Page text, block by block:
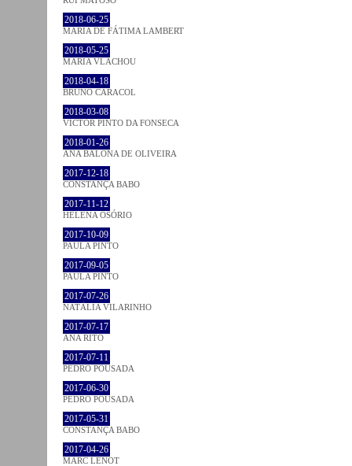
2018-06-25
MARIA DE FÁTIMA LAMBERT
2018-05-25
MARIA VLACHOU
2018-04-18
BRUNO CARACOL
2018-03-08
VICTOR PINTO DA FONSECA
2018-01-26
ANA BALONA DE OLIVEIRA
2017-12-18
CONSTANÇA BABO
2017-11-12
HELENA OSÓRIO
2017-10-09
PAULA PINTO
2017-09-05
PAULA PINTO
2017-07-26
NATÁLIA VILARINHO
2017-07-17
ANA RITO
2017-07-11
PEDRO POUSADA
2017-06-30
PEDRO POUSADA
2017-05-31
CONSTANÇA BABO
2017-04-26
MARC LENOT